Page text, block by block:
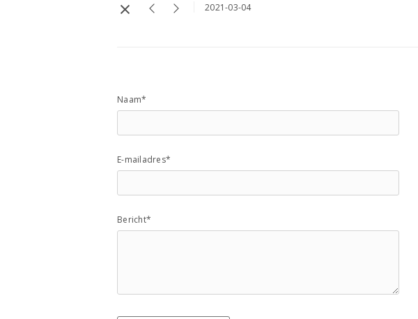
2021-03-04
Naam*
E-mailadres*
Bericht*